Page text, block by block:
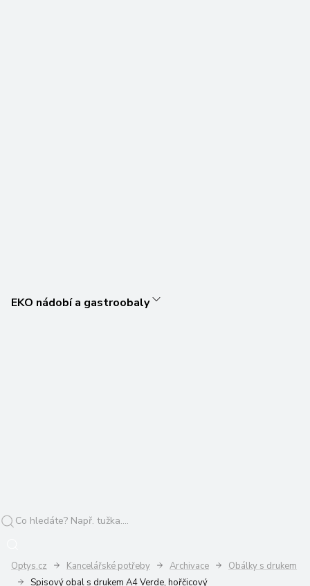
EKO nádobí a gastroobaly
Optys.cz Kancelářské potřeby Archivace
Obálky s drukem
Spisový obal s drukem A4 Verde, hořčicový